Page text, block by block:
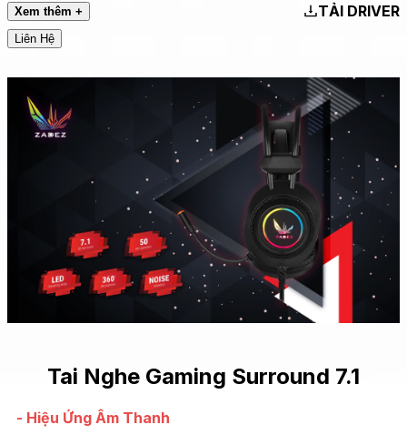
Xem thêm + TẢI DRIVER
Liên Hệ
Tai Nghe Gaming Surround 7.1
- Hiệu Ứng Âm Thanh